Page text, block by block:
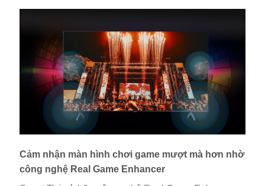
Cảm nhận màn hình chơi game mượt mà hơn nhờ
công nghệ Real Game Enhancer